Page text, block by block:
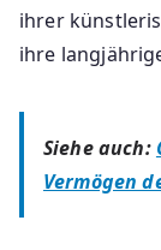
ihrer
ihre
Siehe auch:
Vermögen